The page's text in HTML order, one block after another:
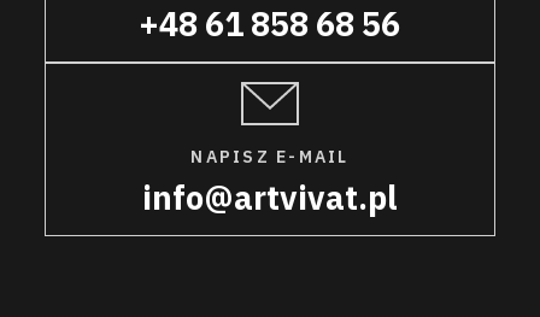
+48 61 858 68 56
NAPISZ E-MAIL
info@artvivat.pl